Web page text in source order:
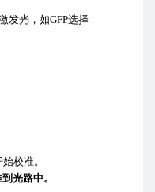
发光，如GFP选择
始校准。
光路中。